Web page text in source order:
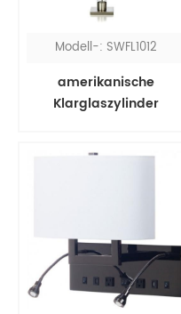
Modell-: SWFL1012
amerikanische
Klarglaszylinder